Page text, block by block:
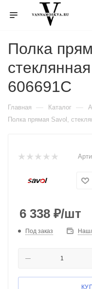
Полка
606691C
Главная — Каталог —
Полка прямая Savol,
6 338 ₽/шт
Под заказ